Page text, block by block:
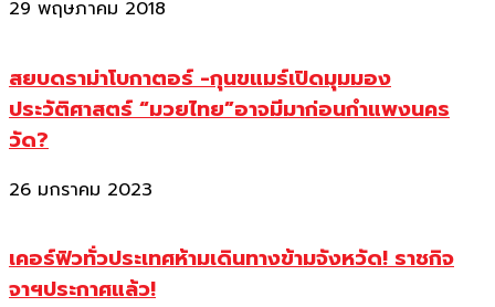
29 พฤษภาคม 2018
สยบดราม่าโบกาตอร์ -กุนขแมร์เปิดมุมมอง
ประวัติศาสตร์ “มวยไทย”อาจมีมาก่อนกำแพงนคร
วัด?
26 มกราคม 2023
เคอร์ฟิวทั่วประเทศห้ามเดินทางข้ามจังหวัด! ราชกิจ
จาฯประกาศแล้ว!